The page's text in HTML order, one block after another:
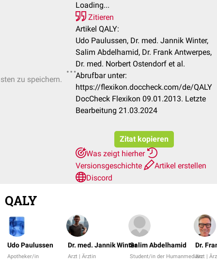
zu speichern.
Loading...
Zitieren
Artikel QALY:
Udo Paulussen, Dr. med. Jannik Winter,
Salim Abdelhamid, Dr. Frank Antwerpes,
Dr. med. Norbert Ostendorf et al.
Abrufbar unter:
https://flexikon.doccheck.com/de/QALY
DocCheck Flexikon 09.01.2013. Letzte
Bearbeitung 21.03.2024
Zitat kopieren
Was zeigt hierher
Versionsgeschichte
Artikel erstellen
Discord
QALY
Udo Paulussen
Apotheker/in
Dr. med. Jannik Winter
Arzt | Ärztin
Salim Abdelhamid
Student/in der Humanmedizin
Dr.
Arzt |